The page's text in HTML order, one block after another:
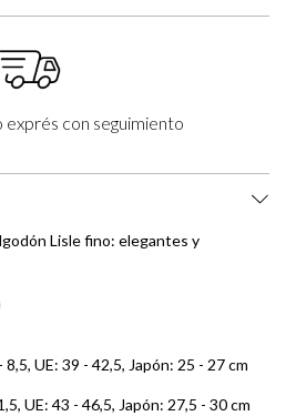
exprés con seguimiento
Lisle fino: elegantes y
UE: 39 - 42,5, Japón: 25 - 27 cm
UE: 43 - 46,5, Japón: 27,5 - 30 cm